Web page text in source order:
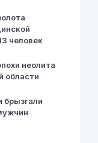
человек
неолита
области
брызгали